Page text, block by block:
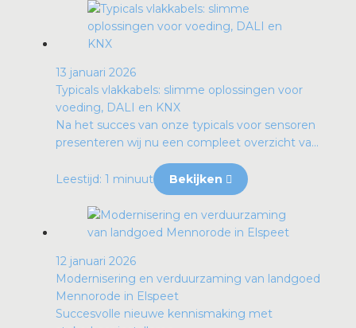
13 januari 2026
Typicals vlakkabels: slimme oplossingen voor
voeding, DALI en KNX
Na het succes van onze typicals voor sensoren
presenteren wij nu een compleet overzicht va...
Leestijd: 1 minuut Bekijken
12 januari 2026
Modernisering en verduurzaming van landgoed
Mennorode in Elspeet
Succesvolle nieuwe kennismaking met